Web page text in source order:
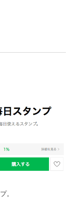
。